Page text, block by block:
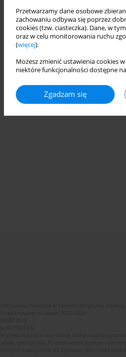
Przetwarzamy dane osobowe
zachowaniu odbywa się poprzez
cookies (tzw. ciasteczka). Dane, w
oraz w celu monitorowania ruchu
(więcej).
Możesz zmienić ustawienia cookies
niektóre funkcjonalności dostępne
Zgadzam się